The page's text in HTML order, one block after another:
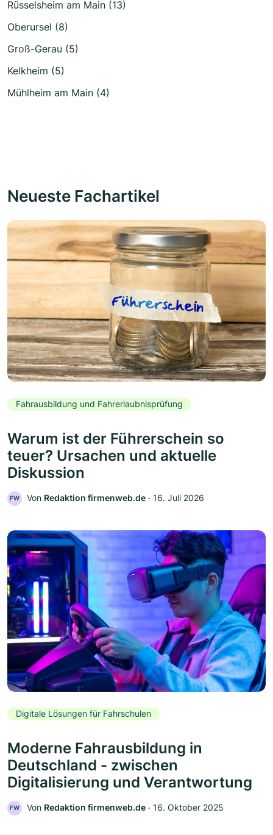
Rüsselsheim am Main (13)
Oberursel (8)
Groß-Gerau (5)
Kelkheim (5)
Mühlheim am Main (4)
Neueste Fachartikel
Fahrausbildung und Fahrerlaubnisprüfung
Warum ist der Führerschein so
teuer? Ursachen und aktuelle
Diskussion
FW Von Redaktion firmenweb.de ‧ 16. Juli 2026
Digitale Lösungen für Fahrschulen
Moderne Fahrausbildung in
Deutschland - zwischen
Digitalisierung und Verantwortung
FW Von Redaktion firmenweb.de ‧ 16. Oktober 2025